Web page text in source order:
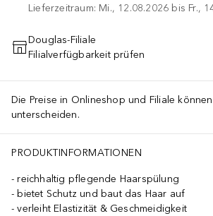
Lieferzeitraum: Mi., 12.08.2026 bis Fr.,
IN DEN WARENKORB
Douglas-Filiale
Filialverfügbarkeit prüfen
Die Preise in Onlineshop und Filiale
unterscheiden.
PRODUKTINFORMATIONEN
reichhaltig pflegende Haarspülung
bietet Schutz und baut das Haar auf
verleiht Elastizität & Geschmeidigkeit